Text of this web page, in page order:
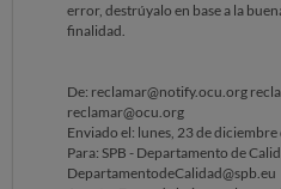
error, destrúyalo en base a la
finalidad.
De: reclamar@notify.ocu.org
reclamar@ocu.org
Enviado el: lunes, 23 de
Para: SPB - Departamento de
DepartamentodeCalidad@spb.eu